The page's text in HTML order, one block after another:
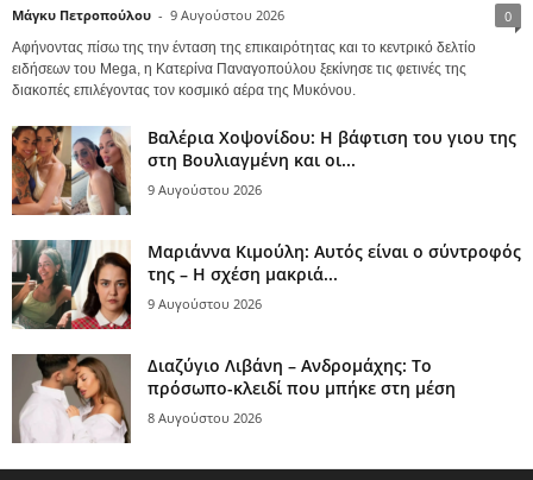
Μάγκυ Πετροπούλου - 9 Αυγούστου 2026 0
Αφήνοντας πίσω της την ένταση της επικαιρότητας και το κεντρικό δελτίο
ειδήσεων του Mega, η Κατερίνα Παναγοπούλου ξεκίνησε τις φετινές της
διακοπές επιλέγοντας τον κοσμικό αέρα της Μυκόνου.
Βαλέρια Χοψονίδου: Η βάφτιση του γιου της
στη Βουλιαγμένη και οι...
9 Αυγούστου 2026
Μαριάννα Κιμούλη: Αυτός είναι ο σύντροφός
της – Η σχέση μακριά...
9 Αυγούστου 2026
Διαζύγιο Λιβάνη – Ανδρομάχης: Το
πρόσωπο-κλειδί που μπήκε στη μέση
8 Αυγούστου 2026